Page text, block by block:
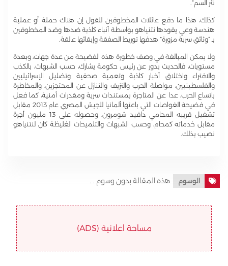
نثر السم”.
كذلك، هذا ما دفع عائلات المخطوفين للقول إن هناك حملة أو عملية
هندسة وعي يقودها نتنياهو بواسطة أنباء كاذبة ضدها وضد المخطوفين
بـ “وثائق سرية مزورة” هدفها توريط الصفقة وإبقائها عالقة.
ولا يمكن المبالغة في وصف خطورة هذه الفضيحة من عدة جهات، وبعدة
مستويات، فالحديث يدور عن رئيس حكومة يشارك، حسب الشبهات، بالكذب
والافتراء واختلاق أخبار كاذبة وتعمية صحفية وتضليل الإسرائيليين
والفلسطينيين، مواصلة الحرب والنزيف والتنازل عن المحتجزين، والمخاطرة
باتساع الحرب، عدا عن المتاجرة بمستندات سرية ومقدرات أمنية، كما فعل
في فضيحة الغواصات التي باعتها ألمانيا للجيش المصري عام 2013 مقابل
تشغيل قريبه المحامي دافيد شومرون، وحصوله على 13 مليون أجرة
مقابل خدماته كمحام، وحسب الشبهات والتلميحات الغليظة كان لنتنياهو
نصيب بذلك.
الوسوم هذه المقالة بدون وسوم . .
مساحة اعلانية (ADS)